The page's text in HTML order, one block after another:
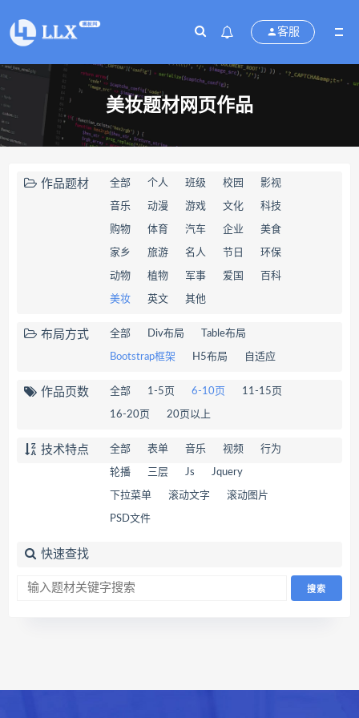
客服
美妆题材网页作品
作品题材 全部 个人 班级 校园 影视
音乐 动漫 游戏 文化 科技
购物 体育 汽车 企业 美食
家乡 旅游 名人 节日 环保
动物 植物 军事 爱国 百科
美妆 英文 其他
布局方式 全部 Div布局 Table布局
Bootstrap框架 H5布局 自适应
作品页数 全部 1-5页 6-10页 11-15页
16-20页 20页以上
技术特点 全部 表单 音乐 视频 行为
轮播 三层 Js Jquery
下拉菜单 滚动文字 滚动图片
PSD文件
快速查找